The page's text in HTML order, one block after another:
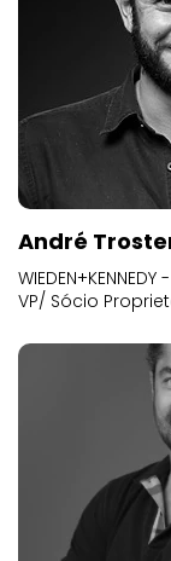
André
VP/ Sócio